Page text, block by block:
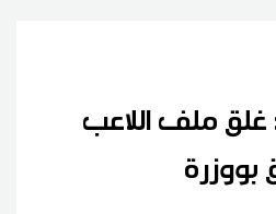
ملف اللاعب
بووزرة